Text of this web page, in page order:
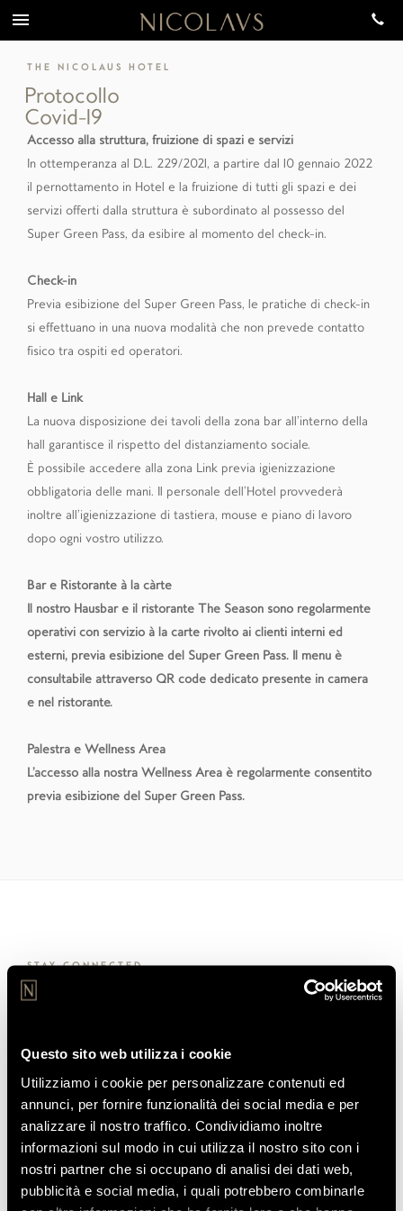
Questo sito web utilizza i cookie
Utilizziamo i cookie per personalizzare contenuti ed
annunci, per fornire funzionalità dei social media e per
analizzare il nostro traffico. Condividiamo inoltre
informazioni sul modo in cui utilizza il nostro sito con i
nostri partner che si occupano di analisi dei dati web,
pubblicità e social media, i quali potrebbero combinarle
THE NICOLAUS HOTEL
Protocollo
Covid-19
Accesso alla struttura, fruizione di spazi e servizi
In ottemperanza al D.L. 229/2021, a partire dal 10 gennaio 2022
il pernottamento in Hotel e la fruizione di tutti gli spazi e dei
servizi offerti dalla struttura è subordinato al possesso del
Super Green Pass, da esibire al momento del check-in.
Check-in
Previa esibizione del Super Green Pass, le pratiche di check-in
si effettuano in una nuova modalità che non prevede contatto
fisico tra ospiti ed operatori.
Hall e Link
La nuova disposizione dei tavoli della zona bar all’interno della
hall garantisce il rispetto del distanziamento sociale.
È possibile accedere alla zona Link previa igienizzazione
obbligatoria delle mani. Il personale dell’Hotel provvederà
inoltre all’igienizzazione di tastiera, mouse e piano di lavoro
dopo ogni vostro utilizzo.
Bar e Ristorante à la càrte
Il nostro Hausbar e il ristorante The Season sono regolarmente
operativi con servizio à la carte rivolto ai clienti interni ed
esterni, previa esibizione del Super Green Pass. Il menu è
consultabile attraverso QR code dedicato presente in camera
e nel ristorante.
Palestra e Wellness Area
L’accesso alla nostra Wellness Area è regolarmente consentito
previa esibizione del Super Green Pass.
STAY CONNECTED
Join our Community
esclusive e le novità dal mondo Ho Hotels Collection.